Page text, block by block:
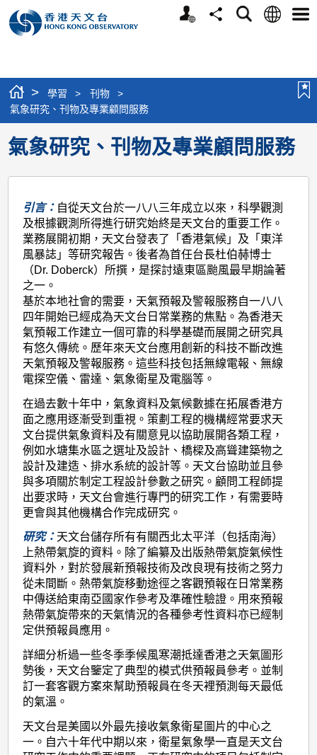
個
分
搜
語
選
> 學習 > 刊物
>
氣象研究、刊物及專業顧問服務
氣象研究、刊物及專業顧問服務
引言： 自從天文台於一八八三年成立以來，科學觀測
及根據觀測所得進行研究始終是天文台的重要工作。
業務展開初期，天文台發表了「香港氣候」及「東洋
風暴誌」等研究報告。後者為首任台長杜伯赫博士
（Dr. Doberck）所撰，是探討遠東區颱風最早期論著
之一。
基於本地社會的需要，天氣預報及警報服務自一八八
四年開始已經成為天文台日常業務的焦點。為香港天
氣預報工作建立一個可靠的科學基礎而展開之研究具
有悠久傳統。歷年來天文台應用創新的科技不斷改進
天氣預報及警報服務。這些科技包括無線電報、無線
電探空儀、雷達、氣象衛星及電腦等。
在過去數十年中，氣象資料及氣候數據在拓展香港方
面之應用逐漸受到重視。策劃工程的機構經常要求天
文台提供氣象資料及有關意見以協助展開各類工程，
例如水塘集水區之選址及設計、橋樑及高聳建築物之
設計及建造、排水系統的設計等。天文台協助並且參
與多項關於制定工程設計參數之研究。顧問工程師提
出要求時，天文台會進行專門的研究工作，有需要時
更會與其他機構合作完成研究。
研究： 天文台儲存所有有關西北太平洋（包括南海）
上熱帶氣旋的資料。除了編纂及出版熱帶氣旋氣候性
資料外，對於發展新預報技術及改良現有技術之努力
從未間斷。熱帶氣旋移動途徑之客觀預報在日常業務
中傳送給東南亞國家作參考及準確性驗證。用來預報
熱帶氣旋帶來的天氣情況的各種參考性資料亦已經制
定供預報員應用。
詳細分析過一些冬季季候風寒潮抵達香港之天氣圖形
勢後，天文台鑒定了典型的模式供預報員參考。並制
訂一套客觀方案來幫助預報員在冬天裡預測每天最低
的氣溫。
天文台是美國以外最先接收氣象衛星圖片的中心之
一。自六十年代中期以來，衛星氣象學一直是天文台